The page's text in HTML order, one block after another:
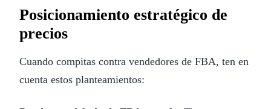
Posicionamiento estratégico de
precios
Cuando compitas contra vendedores de FBA, ten en
cuenta estos planteamientos: